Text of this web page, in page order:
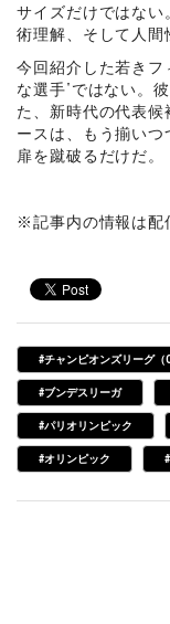
サイズだけではな
術理解、そして人間
今回紹介した若きフ
な選手”ではない。
た、新時代の代表
ースは、もう揃い
扉を蹴破るだけだ。
※記事内の情報は配
#チャンピオンズリーグ（
#ブンデスリーガ
#パリオリンピック
#オリンピック